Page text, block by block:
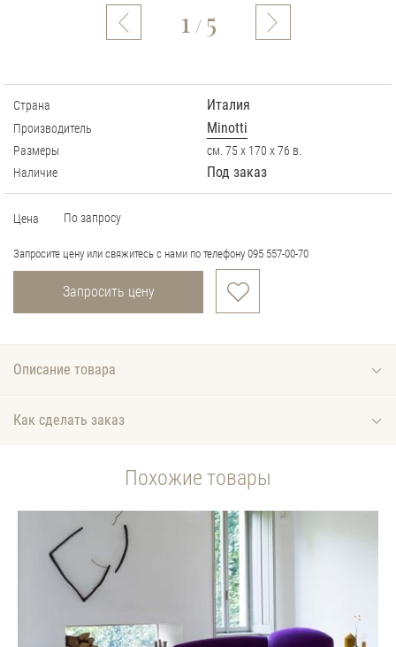
1 / 5
Страна Италия
Производитель Minotti
Размеры
см. 75 х 170 х 76 в.
Наличие
Под заказ
Цена По запросу
Запросите цену или свяжитесь с нами по телефону 095 557-00-70
Запросить цену
Описание товара
Как сделать заказ
Похожие товары